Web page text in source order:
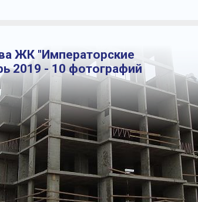
ЖК "Императорские
2019 - 10 фотографий